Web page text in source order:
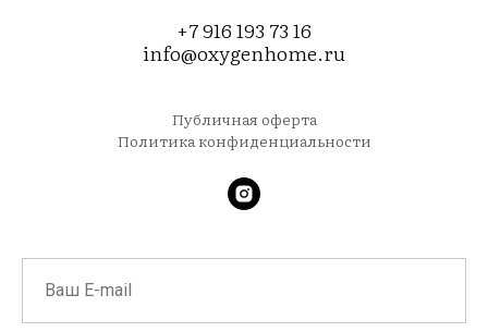
+7 916 193 73 16
info@oxygenhome.ru
Публичная оферта
Политика конфиденциальности